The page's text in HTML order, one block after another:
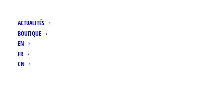
ACTUALITÉS
BOUTIQUE
EN
FR
CN
pour la formulation d'alternatives aux produits
laitiers. Elle peut être ajoutée aux laits végétaux
(et autres alternatives aux produits laitiers) en
tant qu'émulsifiant ou exhausteur de la sensation